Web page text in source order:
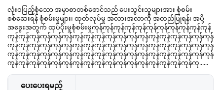
လုံးဝပြည့်စုံသော အမှာစာတစ်စောင်သည် ပေးသွင်းသူများအား စုံစမ်း
စစ်ဆေးရန် စုံစမ်းမှုများ၊ ထုတ်လုပ်မှု အလားအလာကို အတည်ပြုရန်၊ အပို့
အခွေးအတွက် ထုပ်ပိုးမှုစုံစမ်းမှုကုန်ကုန်ကုန်ကုန်ကုန်ကုန်ကုန်ကုန်ကုန်ကုန်ကုန်
ကုန်ကုန်ကုန်ကုန်ကုန်ကုန်ကုန်ကုန်ကုန်ကုန်ကုန်ကုန်ကုန်ကုန်ကုန်ကုန်ကုန်ကုန်ကုန်
ကုန်ကုန်ကုန်ကုန်ကုန်ကုန်ကုန်ကုန်ကုန်ကုန်ကုန်ကုန်ကုန်ကုန်ကုန်ကုန်ကုန်ကုန်ကုန်
ကုန်ကုန်ကုန်ကုန်ကုန်ကုန်ကုန်ကုန်ကုန်ကုန်ကုန်ကုန်ကုန်ကုန်ကုန်ကုန်ကုန်ကုန်ကုန်
ကုန်ကုန်ကုန်ကုန်ကုန်ကုန်ကုန်ကုန်ကုန်ကုန်ကုန်ကုန်ကုန်ကုန်ကုန်ကုန်ကုန်ကု......
ပေးပေးရမည့်